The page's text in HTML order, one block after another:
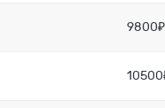
9800₽